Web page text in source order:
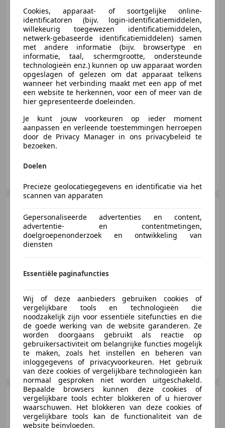
€ 47.750
02/2021 170.016 km
Elektro/Benzine
251 kW (341 PK)
Garage Colijn
KEYLESS | LED |
08/2018 93.777 km Benzine 92 kW (125 PK)
Garage Colijn
NL-4382 NA VLISSINGEN
Volkswagen Golf1.2 TSI
Highline | ACC | PDC |
STOELVERW. |
Cookies, apparaat- of soortgelijke online-
identificatoren (bijv. login-identificatiemiddelen,
willekeurig toegewezen identificatiemiddelen,
netwerk-gebaseerde identificatiemiddelen) samen
met andere informatie (bijv. browsertype en
informatie, taal, schermgrootte, ondersteunde
technologieën enz.) kunnen op uw apparaat worden
opgeslagen of gelezen om dat apparaat telkens
wanneer het verbinding maakt met een app of met
een website te herkennen, voor een of meer van de
hier gepresenteerde doeleinden.
Je kunt jouw voorkeuren op ieder moment
aanpassen en verleende toestemmingen herroepen
door de Privacy Manager in ons privacybeleid te
bezoeken.
Doelen
Precieze geolocatiegegevens en identificatie via het
scannen van apparaten
Gepersonaliseerde advertenties en content,
advertentie- en contentmetingen,
doelgroepenonderzoek en ontwikkeling van
diensten
Essentiële paginafuncties
Wij of deze aanbieders gebruiken cookies of
vergelijkbare tools en technologieën die
noodzakelijk zijn voor essentiële sitefuncties en die
de goede werking van de website garanderen. Ze
worden doorgaans gebruikt als reactie op
gebruikersactiviteit om belangrijke functies mogelijk
te maken, zoals het instellen en beheren van
inloggegevens of privacyvoorkeuren. Het gebruik
van deze cookies of vergelijkbare technologieën kan
normaal gesproken niet worden uitgeschakeld.
Bepaalde browsers kunnen deze cookies of
vergelijkbare tools echter blokkeren of u hierover
waarschuwen. Het blokkeren van deze cookies of
vergelijkbare tools kan de functionaliteit van de
website beïnvloeden.